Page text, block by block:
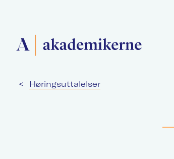
< Høringsuttalelser